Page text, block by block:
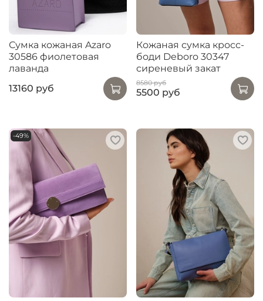
Сумка кожаная Azaro
30586 фиолетовая
лаванда
13160 руб
Кожаная сумка кросс-
боди Deboro 30347
сиреневый закат
8580 руб
5500 руб
-49%